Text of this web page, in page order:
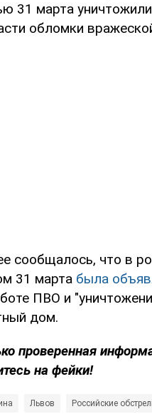
31 марта
обломки
сообщалось, что в
31 марта была
ПВО и
дом.
проверенная
на фейки!
Львов Российские